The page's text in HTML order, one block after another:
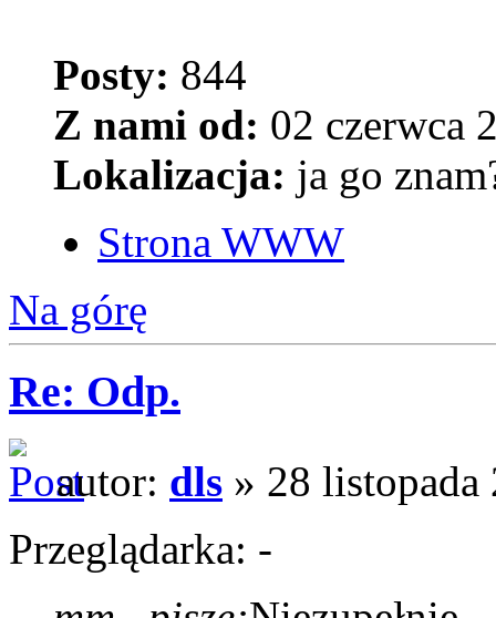
Posty: 844
Z nami od: 02 czerwca
Lokalizacja: ja go
Strona WWW
Na górę
Re: Odp.
autor: dls » 28 listopada
Przeglądarka: -